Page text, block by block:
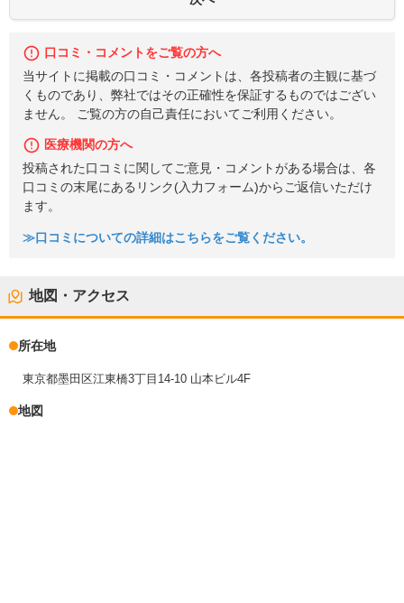
口コミ・コメントをご覧の方へ
当サイトに掲載の口コミ・コメントは、各投稿者の主観に基づ
くものであり、弊社ではその正確性を保証するものではござい
ません。 ご覧の方の自己責任においてご利用ください。
医療機関の方へ
投稿された口コミに関してご意見・コメントがある場合は、各
口コミの末尾にあるリンク(入力フォーム)からご返信いただけ
ます。
≫口コミについての詳細はこちらをご覧ください。
地図・アクセス
所在地
東京都墨田区江東橋3丁目14-10 山本ビル4F
地図